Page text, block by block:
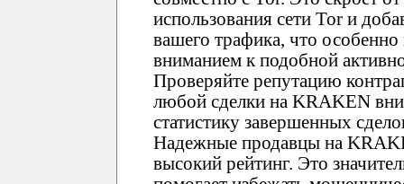
использования сети Tor и
вашего трафика, что
вниманием к подобной
Проверяйте репутацию
любой сделки на KRAKEN
статистику завершенных
Надежные продавцы на
высокий рейтинг. Это